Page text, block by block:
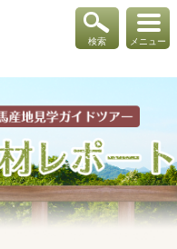
メニュー
検索